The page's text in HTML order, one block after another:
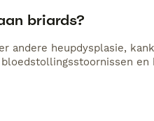
briards?
andere heupdysplasie,
en